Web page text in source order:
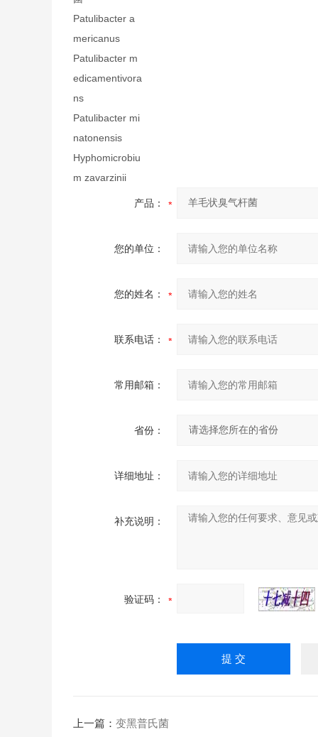
Patulibacter a
mericanus
Patulibacter m
edicamentivora
ns
Patulibacter mi
natonensis
Hyphomicrobiu
m zavarzinii
产品：
您的单位：
您的姓名：
联系电话：
常用邮箱：
省份：
详细地址：
补充说明：
验证码：
上一篇： 变黑普氏菌